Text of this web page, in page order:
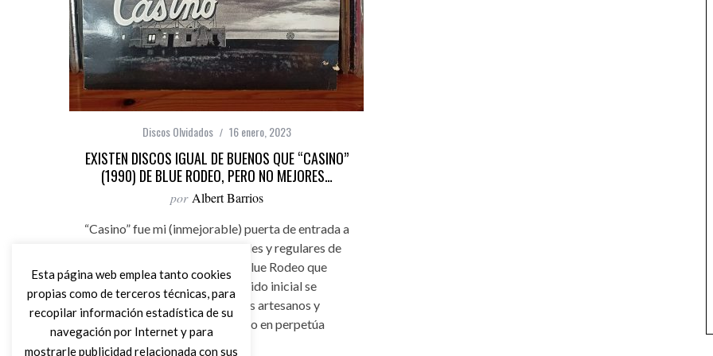
Discos Olvidados 16 enero, 2023
EXISTEN DISCOS IGUAL DE BUENOS QUE “CASINO”
(1990) DE BLUE RODEO, PERO NO MEJORES…
por Albert Barrios
“Casino” fue mi (inmejorable) puerta de entrada a
una de las bandas más infalibles y regulares de
los últimos 35 años, unos Blue Rodeo que
después del impacto y ruido inicial se
convirtieron en auténticos artesanos y
continuadores de un legado en perpetúa
mutación.
Esta página web emplea tanto cookies
propias como de terceros técnicas, para
recopilar información estadística de su
navegación por Internet y para
mostrarle publicidad relacionada con sus